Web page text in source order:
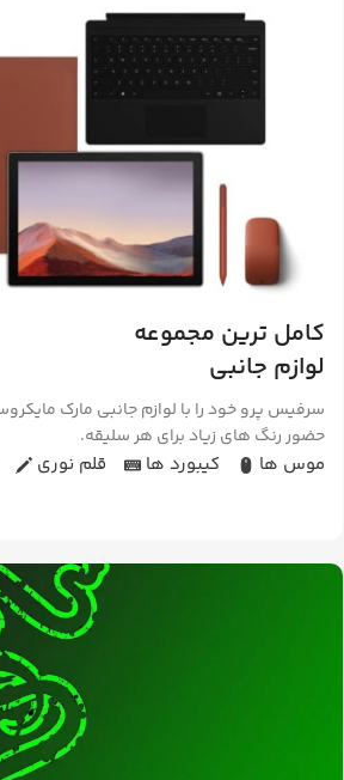
بلوتوث، Wi-Fi
سونی
کامل ترین مجموعه
لوازم جانبی
سرفیس پرو خود را با لوازم جانبی مارک
حضور رنگ های زیاد برای هر سلیقه.
موس ها کیبورد ها قلم نوری